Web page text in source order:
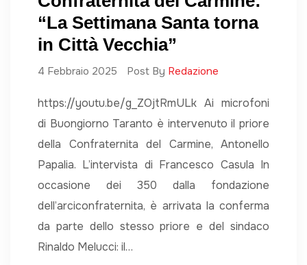
“La Settimana Santa torna
in Città Vecchia”
4 Febbraio 2025 Post By Redazione
https://youtu.be/g_ZOjtRmULk Ai microfoni
di Buongiorno Taranto è intervenuto il priore
della Confraternita del Carmine, Antonello
Papalia. L’intervista di Francesco Casula In
occasione dei 350 dalla fondazione
dell’arciconfraternita, è arrivata la conferma
da parte dello stesso priore e del sindaco
Rinaldo Melucci: il…